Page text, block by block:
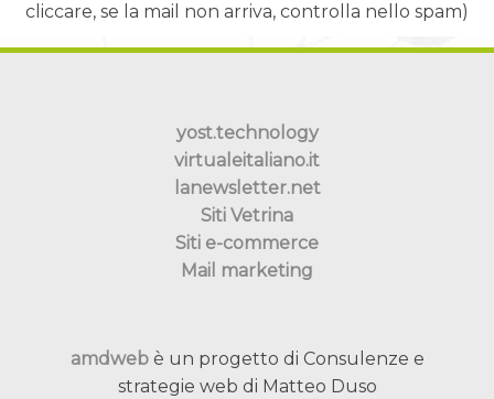
cliccare, se la mail non arriva, controlla nello spam)
yost.technology
virtualeitaliano.it
lanewsletter.net
Siti Vetrina
Siti e-commerce
Mail marketing
amdwebè un progetto di Consulenze e
strategie web di Matteo Duso